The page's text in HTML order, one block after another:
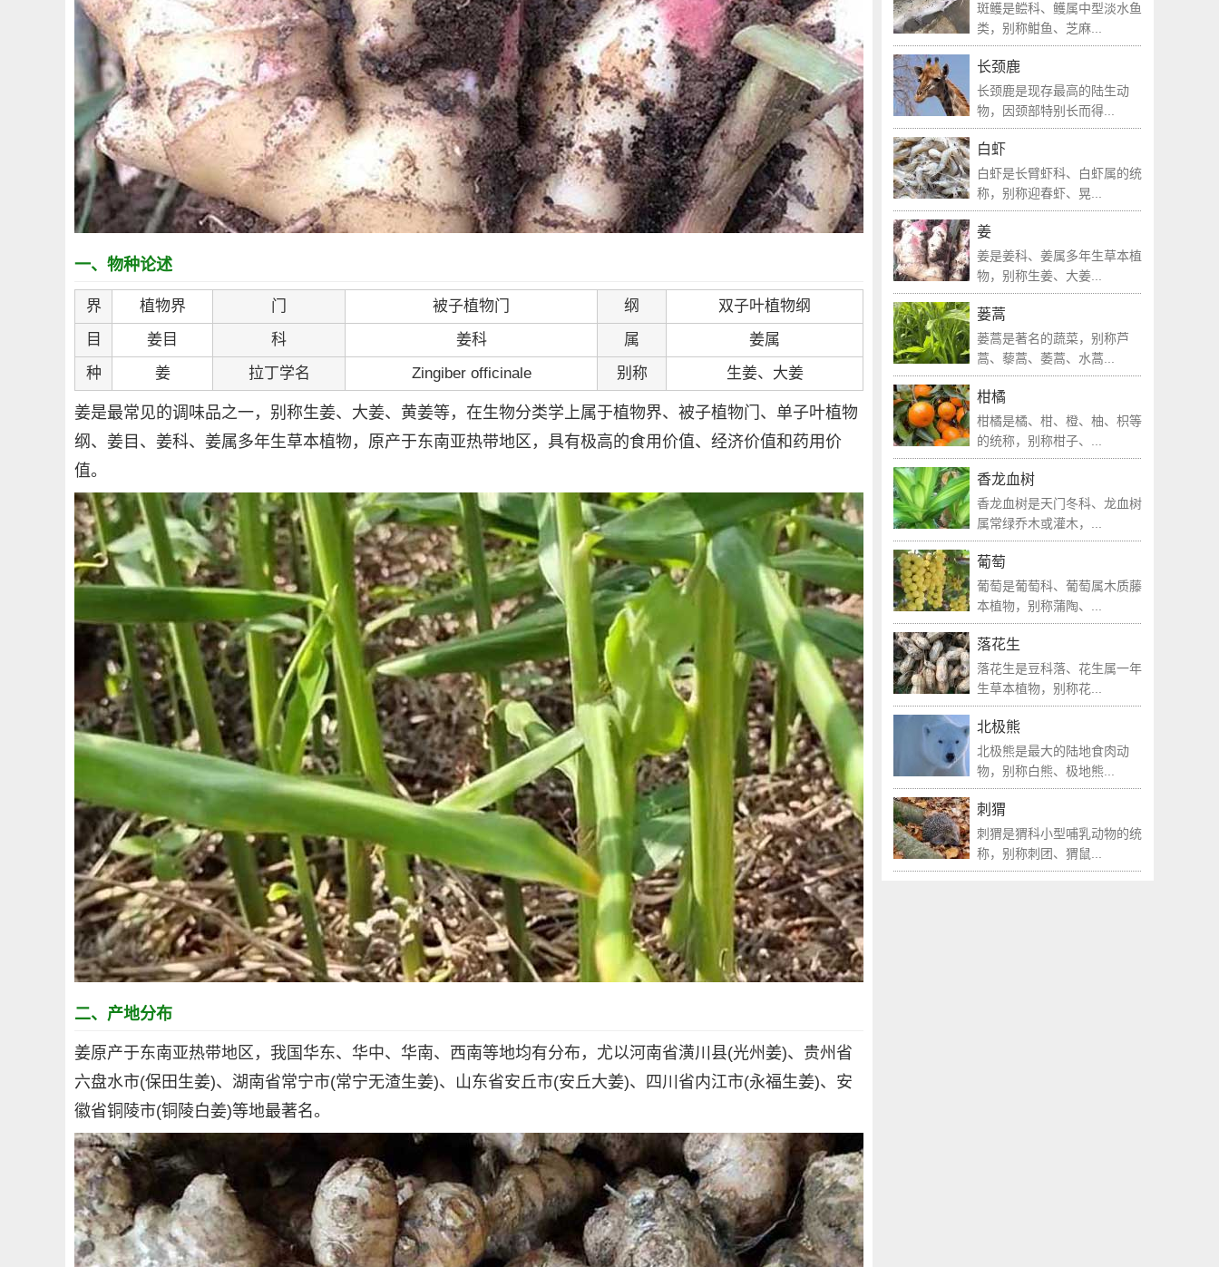
一、物种论述
界 植物界 门 被子植物门 纲
双子叶植物纲
目
姜目 科 姜科 属
姜属
种
姜 拉丁学名 Zingiber officinale 别称 生姜、大姜
姜是最常见的调味品之一，别称生姜、大姜、黄姜等，在生物分类学上属于植物界、被子植物门、单子叶植物
纲、姜目、姜科、姜属多年生草本植物，原产于东南亚热带地区，具有极高的食用价值、经济价值和药用价
值。
二、产地分布
姜原产于东南亚热带地区，我国华东、华中、华南、西南等地均有分布，尤以河南省潢川县(光州姜)、贵州省
六盘水市(保田生姜)、湖南省常宁市(常宁无渣生姜)、山东省安丘市(安丘大姜)、四川省内江市(永福生姜)、安
徽省铜陵市(铜陵白姜)等地最著名。
斑鳠是鲿科、鳠属中型淡水鱼
类，别称魽鱼、芝麻...
长颈鹿
长颈鹿是现存最高的陆生动
物，因颈部特别长而得...
白虾
白虾是长臂虾科、白虾属的统
称，别称迎春虾、晃...
姜
姜是姜科、姜属多年生草本植
物，别称生姜、大姜...
蒌蒿
蒌蒿是著名的蔬菜，别称芦
蒿、藜蒿、萎蒿、水蒿...
柑橘
柑橘是橘、柑、橙、柚、枳等
的统称，别称柑子、...
香龙血树
香龙血树是天门冬科、龙血树
属常绿乔木或灌木，...
葡萄
葡萄是葡萄科、葡萄属木质藤
本植物，别称蒲陶、...
落花生
落花生是豆科落、花生属一年
生草本植物，别称花...
北极熊
北极熊是最大的陆地食肉动
物，别称白熊、极地熊...
刺猬
刺猬是猬科小型哺乳动物的统
称，别称刺团、猬鼠...